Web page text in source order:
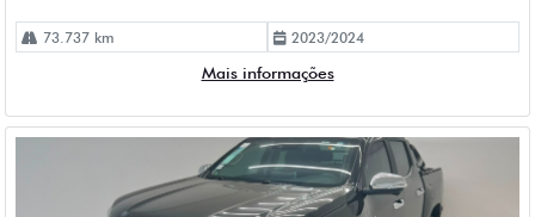
73.737 km 2023/2024
Mais informações